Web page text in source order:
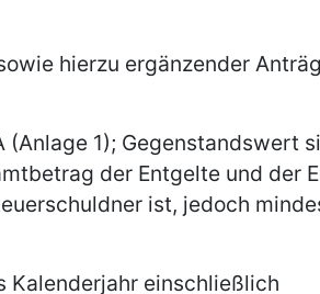
hierzu ergänzender
1); Gegenstandswert
der Entgelte und der
ist, jedoch
Kalenderjahr einschließlich